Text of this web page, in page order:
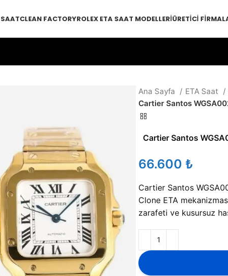
CLEAN FACTORYROLEX ETA SAAT MODELLERIÜRETICI
Ana Sayfa ETA Saat
Cartier Santos
Cartier Santos
₺
Cartier Santos
Clone ETA
zarafeti ve kusursuz